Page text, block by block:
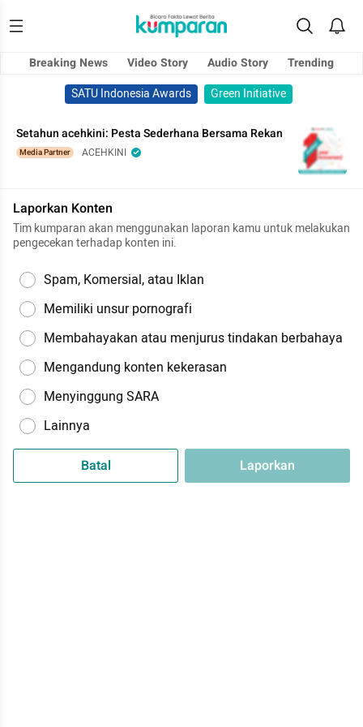
Breaking News Video Story Audio Story
Trending
SATU Indonesia Awards
Green Initiative
Setahun acehkini: Pesta Sederhana Bersama Rekan
Media Partner ACEHKINI
Laporkan Konten
Tim kumparan akan menggunakan laporan kamu untuk melakukan
pengecekan terhadap konten ini.
Spam, Komersial, atau Iklan
Memiliki unsur pornografi
Membahayakan atau menjurus tindakan berbahaya
Mengandung konten kekerasan
Menyinggung SARA
Lainnya
Batal Laporkan